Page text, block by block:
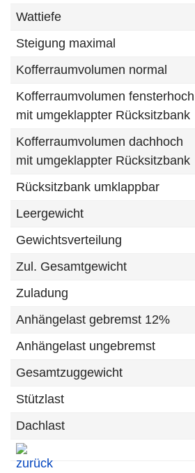
Wattiefe
Steigung maximal
Kofferraumvolumen normal
Kofferraumvolumen fensterhoch
mit umgeklappter Rücksitzbank
Kofferraumvolumen dachhoch
mit umgeklappter Rücksitzbank
Rücksitzbank umklappbar
Leergewicht
Gewichtsverteilung
Zul. Gesamtgewicht
Zuladung
Anhängelast gebremst 12%
Anhängelast ungebremst
Gesamtzuggewicht
Stützlast
Dachlast